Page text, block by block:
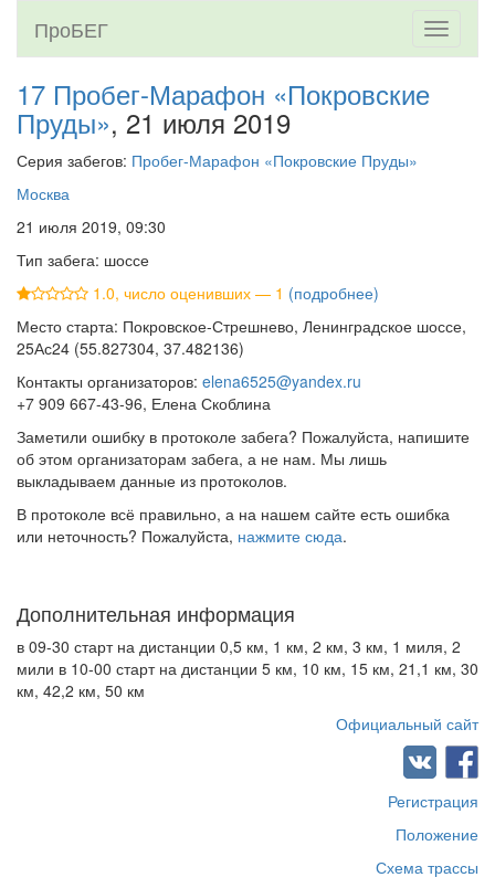
Toggle
ПроБЕГ
17 Пробег-Марафон «Покровские
Пруды», 21 июля 2019
Серия забегов: Пробег-Марафон «Покровские Пруды»
Москва
21 июля 2019, 09:30
Тип забега: шоссе
1.0, число оценивших — 1 (подробнее)
Место старта: Покровское-Стрешнево, Ленинградское шоссе,
25Ас24 (55.827304, 37.482136)
Контакты организаторов: elena6525@yandex.ru
+7 909 667-43-96, Елена Скоблина
Заметили ошибку в протоколе забега? Пожалуйста, напишите
об этом организаторам забега, а не нам. Мы лишь
выкладываем данные из протоколов.
В протоколе всё правильно, а на нашем сайте есть ошибка
или неточность? Пожалуйста, нажмите сюда.
Дополнительная информация
в 09-30 старт на дистанции 0,5 км, 1 км, 2 км, 3 км, 1 миля, 2
мили в 10-00 старт на дистанции 5 км, 10 км, 15 км, 21,1 км, 30
км, 42,2 км, 50 км
Официальный сайт
Регистрация
Положение
Схема трассы